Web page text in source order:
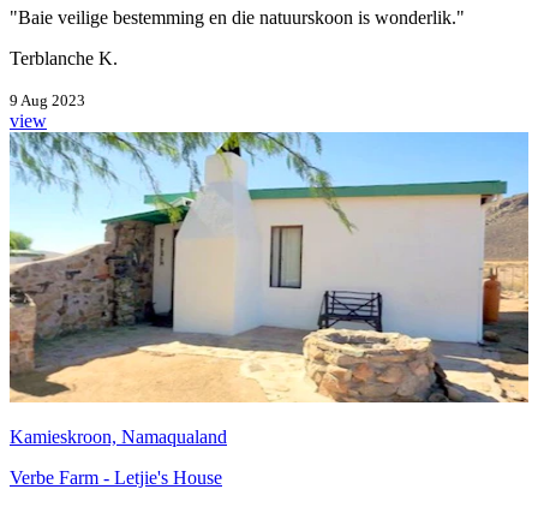
"Baie veilige bestemming en die natuurskoon is wonderlik."
Terblanche K.
9 Aug 2023
view
Kamieskroon, Namaqualand
Verbe Farm - Letjie's House